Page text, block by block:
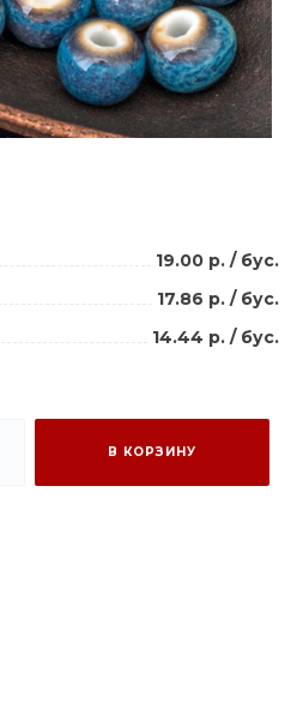
19.00 р. / бус.
17.86 р. / бус.
14.44 р. / бус.
В КОРЗИНУ